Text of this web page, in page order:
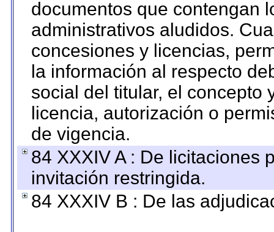
documentos que contengan
administrativos aludidos.
concesiones y licencias,
la información al respecto
social del titular, el concepto
licencia, autorización o
de vigencia.
84 XXXIV A : De licitaciones
invitación restringida.
84 XXXIV B : De las